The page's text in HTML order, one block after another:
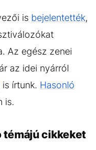
is bejelentették,
Az egész zenei
az idei nyárról
is írtunk. Hasonló
is.
témájú cikkeket